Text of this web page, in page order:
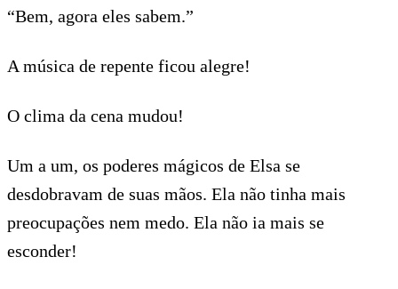
“Bem, agora eles sabem.”
A música de repente ficou alegre!
O clima da cena mudou!
Um a um, os poderes mágicos de Elsa se
desdobravam de suas mãos. Ela não tinha mais
preocupações nem medo. Ela não ia mais se
esconder!